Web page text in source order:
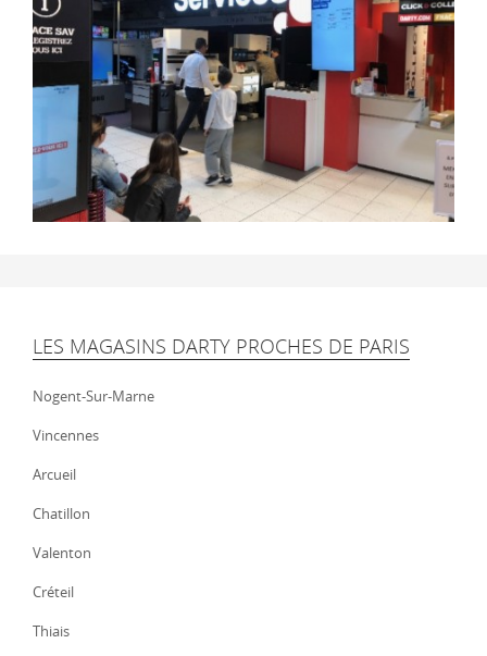
LES MAGASINS DARTY PROCHES DE PARIS
Nogent-Sur-Marne
Vincennes
Arcueil
Chatillon
Valenton
Créteil
Thiais